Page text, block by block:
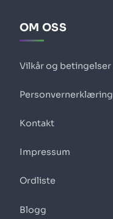
OM OSS
Vilkår og betingelser
Personvernerklæring
Kontakt
Impressum
Ordliste
Blogg